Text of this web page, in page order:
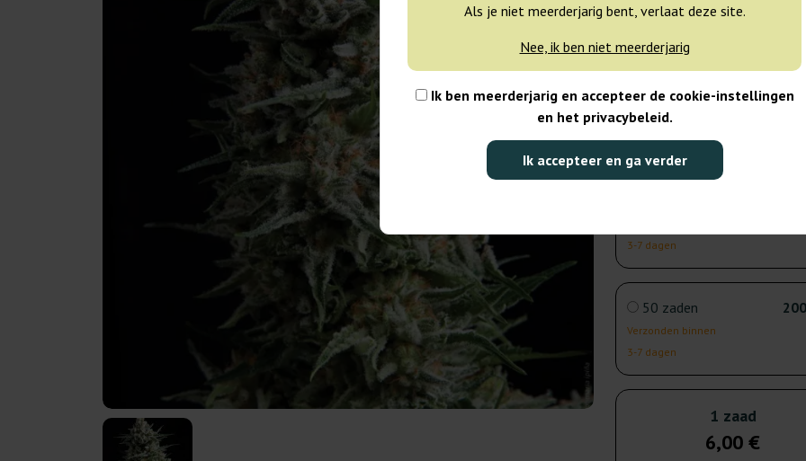
Als je niet meerderjarig bent, verlaat deze site.
Nee, ik ben niet meerderjarig
Ik ben meerderjarig en accepteer de cookie-instellingen
en het privacybeleid.
Ik accepteer en ga verder
Verzonden binnen
3 zaden
Verzonden binnen
3-7 dagen
3-7 dagen
50 zaden
Verzonden binnen
3-7 dagen
1 zaad
6,00 €